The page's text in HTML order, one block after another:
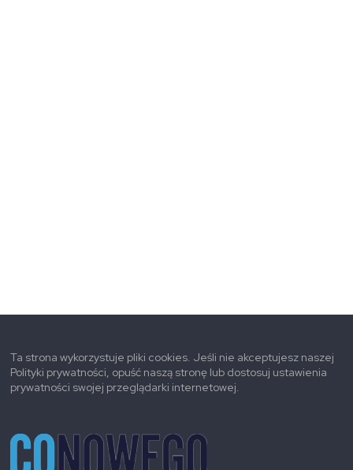
Ta strona wykorzystuje pliki cookies. Jeśli nie akceptujesz naszej
Polityki prywatności, opuść naszą stronę lub dostosuj ustawienia
prywatności swojej przeglądarki internetowej.